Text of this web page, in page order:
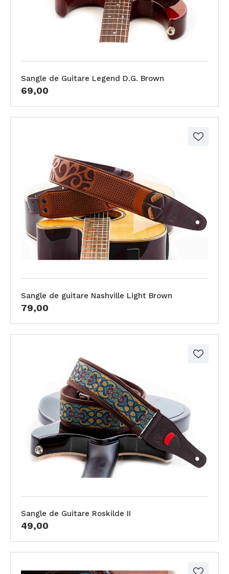
Sangle de Guitare Legend D.G. Brown
69,00
Sangle de guitare Nashville Light Brown
79,00
Sangle de Guitare Roskilde II
49,00